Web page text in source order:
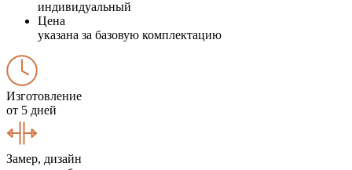
индивидуальный
Цена
указана за базовую комплектацию
Изготовление
от 5 дней
Замер, дизайн